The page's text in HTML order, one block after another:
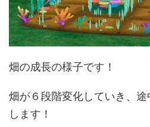
畑の成長の様子です！
畑が６段階変化していき、
します！